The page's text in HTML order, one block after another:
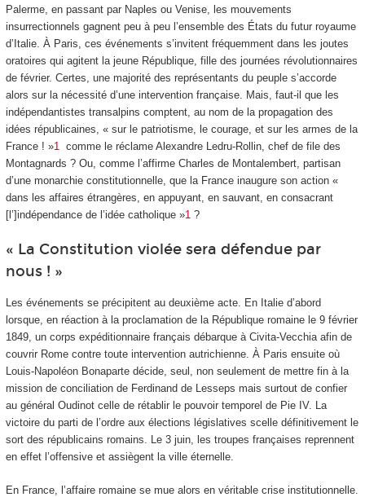
Palerme, en passant par Naples ou Venise, les mouvements
insurrectionnels gagnent peu à peu l’ensemble des États du futur royaume
d’Italie. À Paris, ces événements s’invitent fréquemment dans les joutes
oratoires qui agitent la jeune République, fille des journées révolutionnaires
de février. Certes, une majorité des représentants du peuple s’accorde
alors sur la nécessité d’une intervention française. Mais, faut-il que les
indépendantistes transalpins comptent, au nom de la propagation des
idées républicaines, « sur le patriotisme, le courage, et sur les armes de la
France ! »1
comme le réclame Alexandre Ledru-Rollin, chef de file des
Montagnards ? Ou, comme l’affirme Charles de Montalembert, partisan
d’une monarchie constitutionnelle, que la France inaugure son action «
dans les affaires étrangères, en appuyant, en sauvant, en consacrant
[l’]indépendance de l’idée catholique »1 ?
« La Constitution violée sera défendue par
nous ! »
Les événements se précipitent au deuxième acte. En Italie d’abord
lorsque, en réaction à la proclamation de la République romaine le 9 février
1849, un corps expéditionnaire français débarque à Civita-Vecchia afin de
couvrir Rome contre toute intervention autrichienne. À Paris ensuite où
Louis-Napoléon Bonaparte décide, seul, non seulement de mettre fin à la
mission de conciliation de Ferdinand de Lesseps mais surtout de confier
au général Oudinot celle de rétablir le pouvoir temporel de Pie IV. La
victoire du parti de l’ordre aux élections législatives scelle définitivement le
sort des républicains romains. Le 3 juin, les troupes françaises reprennent
en effet l’offensive et assiègent la ville éternelle.
En France, l’affaire romaine se mue alors en véritable crise institutionnelle.